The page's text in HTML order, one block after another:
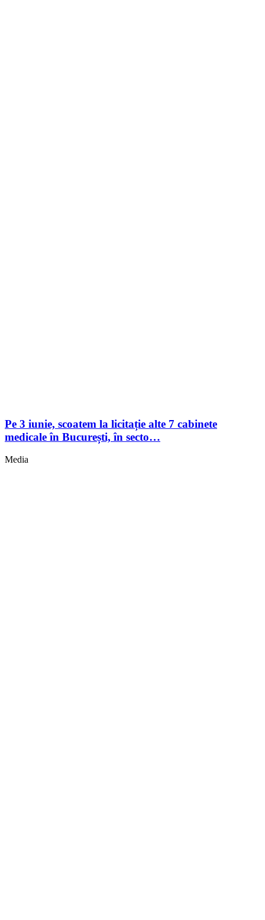
Pe 3 iunie, scoatem la licitație alte 7 cabinete
medicale în București, în secto…
Media